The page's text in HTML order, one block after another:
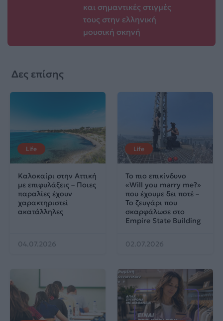
και σημαντικές στιγμές
τους στην ελληνική
μουσική σκηνή
Δες επίσης
Life
Καλοκαίρι στην Αττική
με επιφυλάξεις – Ποιες
παραλίες έχουν
χαρακτηριστεί
ακατάλληλες
04.07.2026
Life
Το πιο επικίνδυνο
«Will you marry me?»
που έχουμε δει ποτέ –
Το ζευγάρι που
σκαρφάλωσε στο
Empire State Building
02.07.2026